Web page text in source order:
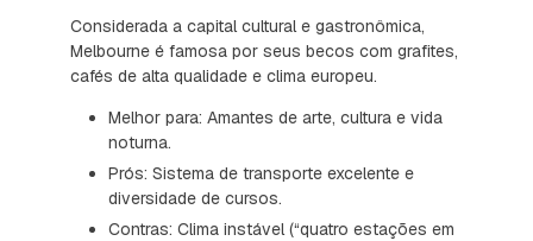
Considerada a capital cultural e gastronômica,
Melbourne é famosa por seus becos com grafites,
cafés de alta qualidade e clima europeu.
Melhor para: Amantes de arte, cultura e vida
noturna.
Prós: Sistema de transporte excelente e
diversidade de cursos.
Contras: Clima instável (“quatro estações em